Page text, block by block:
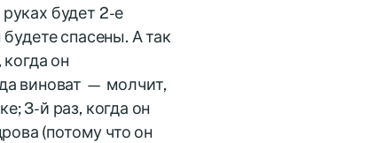
будет 2-е
спасены. А так
он
виноват — молчит,
3-й раз, когда он
(потому что он